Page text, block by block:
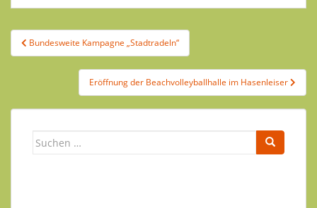
Beitragsnavigation
Bundesweite Kampagne „Stadtradeln“
Eröffnung der Beachvolleyballhalle im Hasenleiser
Suchen